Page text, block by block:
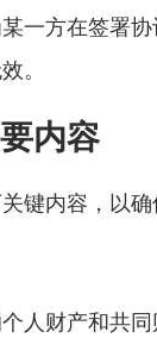
一方在签署
。
内容
键内容，以
人财产和共同